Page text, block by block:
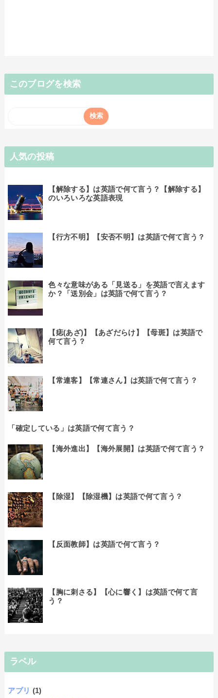
このブログを検索
人気の投稿
【解除する】は英語で何て言う？【解除する】
のいろいろな英語表現
【行方不明】【安否不明】は英語で何て言う？
色々な意味がある「見送る」を英語で言えます
か？「送別会」は英語で何て言う？
【痣(あざ)】【あざだらけ】【母斑】は英語で
何て言う？
【常連客】【常連さん】は英語で何て言う？
「確定している」は英語で何て言う？
【海外進出】【海外展開】は英語で何て言う？
【除湿】【除湿機】は英語で何て言う？
【反面教師】は英語で何て言う？
【胸に刺さる】【心に響く】は英語で何て言
う？
ラベル
アプリ (1)